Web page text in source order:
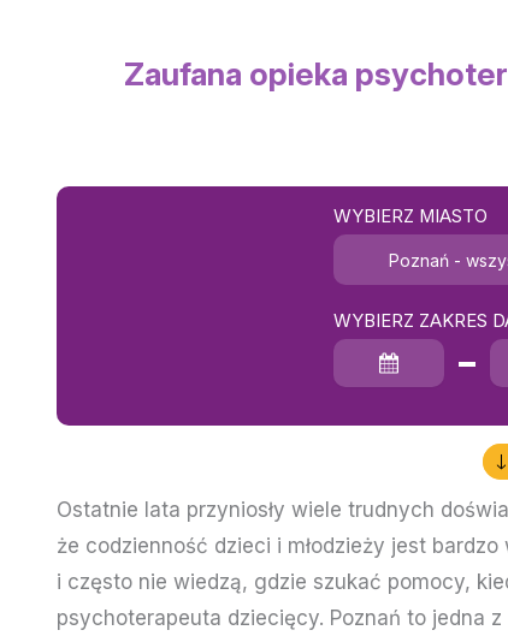
Zaufana opieka
WYBIERZ MIASTO
Poznań -
WYBIERZ ZAKRES
Data rozpoczęcia
Data zakończenia
Ostatnie lata przyniosły wiele trudnych
że codzienność dzieci i młodzieży jest
i często nie wiedzą, gdzie szukać pomocy,
psychoterapeuta dziecięcy. Poznań to jedna